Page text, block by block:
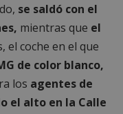
se saldó con el
mientras que el
el coche en el que
de color blanco,
los agentes de
el alto en la Calle